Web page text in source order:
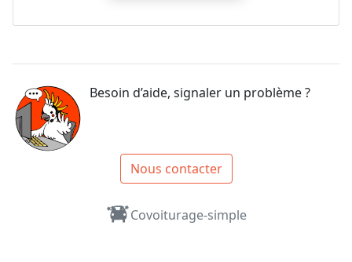
Besoin d’aide, signaler un problème ?
Nous contacter
Covoiturage-simple